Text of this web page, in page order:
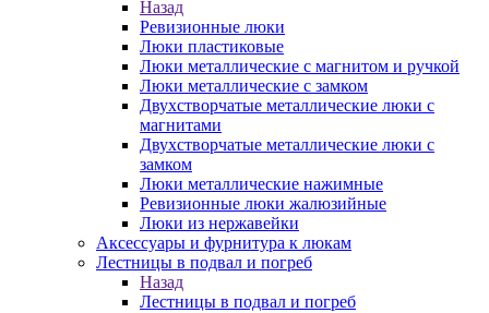
Назад
Ревизионные люки
Люки пластиковые
Люки металлические с магнитом и ручкой
Люки металлические с замком
Двухстворчатые металлические люки с
магнитами
Двухстворчатые металлические люки с
замком
Люки металлические нажимные
Ревизионные люки жалюзийные
Люки из нержавейки
Аксессуары и фурнитура к люкам
Лестницы в подвал и погреб
Назад
Лестницы в подвал и погреб